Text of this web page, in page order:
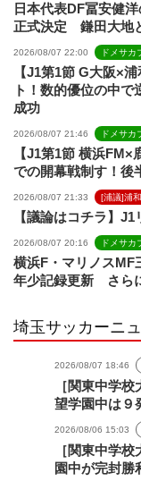
日本代表DF冨安健
正式決定 鎌田大地
2026/08/07 22:00 ドメサカ
【J1第1節 G大阪×
ト！数的優位の中
成功
2026/08/07 21:46 ドメサカ
【J1第1節 横浜
での開幕戦制す！後
2026/08/07 21:33 [浦議]浦
【議論はコチラ】
2026/08/07 20:16 ドメサカ
横浜F・マリノスMF
年少記録更新 さら
埼玉サッカーニ
2026/08/07 18:46
［関東中学
望学園中は９
2026/08/06 15:03
［関東中学
園中が完封勝